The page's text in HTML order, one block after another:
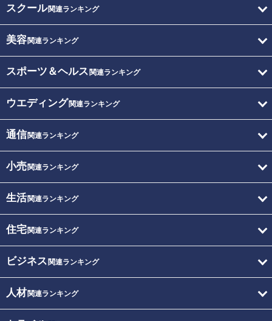
スクール関連ランキング
美容関連ランキング
スポーツ＆ヘルス 関連ランキング
ウエディング関連ランキング
通信関連ランキング
小売関連ランキング
生活関連ランキング
住宅関連ランキング
ビジネス 関連ランキング
人材関連ランキング